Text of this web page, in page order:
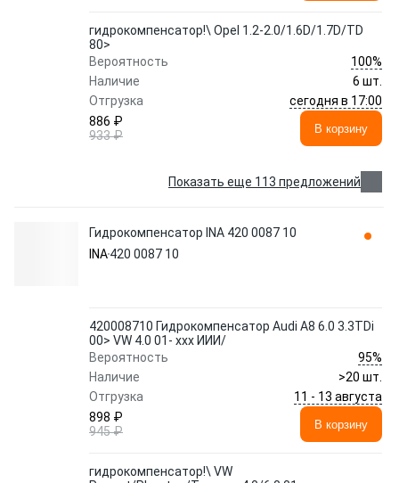
гидрокомпенсатор!\ Opel 1.2-2.0/1.6D/1.7D/TD
80>
Вероятность
100%
Наличие
6 шт.
Отгрузка
сегодня в 17:00
886 ₽
933 ₽
В корзину
Показать еще 113 предложений
Гидрокомпенсатор INA 420 0087 10
INA420 0087 10
420008710 Гидрокомпенсатор Audi A8 6.0 3.3TDi
00> VW 4.0 01- xxx ИИИ/
Вероятность
95%
Наличие
>20 шт.
Отгрузка
11 - 13 августа
898 ₽
945 ₽
В корзину
гидрокомпенсатор!\ VW